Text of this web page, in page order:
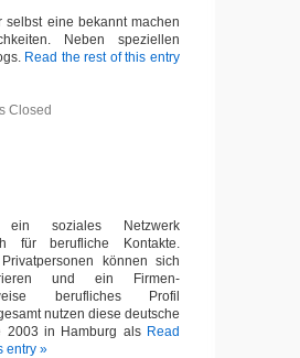
selbst eine bekannt machen
Neben speziellen
Read the rest of this entry
Closed
soziales Netzwerk
für berufliche Kontakte.
können sich
und ein Firmen-
berufliches Profil
nutzen diese deutsche
2003 in Hamburg als Read
entry »